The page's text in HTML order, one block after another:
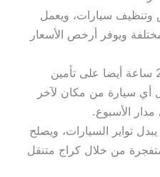
وتنظيف سيارات، ويعمل
ويوفر أرخص الأسعار
كما يعمل فني ونش الكويت 24 ساعة أيضا على تأمين
أي سيارة من مكان لآخر
الأسبوع.
تواير السيارات، ويصلح
المتفجرة من خلال كراج متنقل